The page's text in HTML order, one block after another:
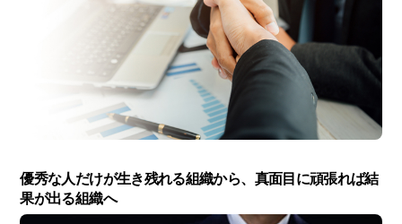
優秀な人だけが生き残れる組織から、真面目に頑張れば結
果が出る組織へ